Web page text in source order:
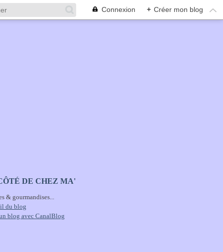
Connexion + Créer mon blog
DE CHEZ MA'
& gourmandises...
du blog
blog avec CanalBlog